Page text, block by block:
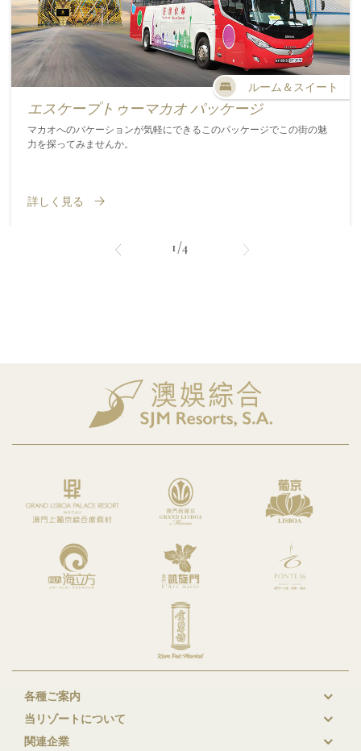
ルーム＆スイート
エスケープトゥーマカオ パッケージ
マカオへのバケーションが気軽にできるこのパッケージでこの街の魅
力を探ってみませんか。
詳しく見る
1/4
New
Footer
各種ご案内
当リゾートについて
関連企業